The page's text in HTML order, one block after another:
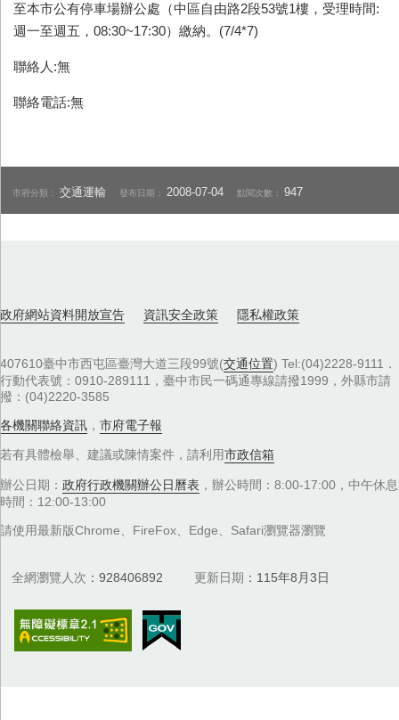
至本市公有停車場辦公處（中區自由路2段53號1樓，受理時間:
週一至週五，08:30~17:30）繳納。(7/4*7)
聯絡人:無
聯絡電話:無
市府分類：交通運輸 發布日期： 2008-07-04 點閱次數：947
政府網站資料開放宣告 資訊安全政策 隱私權政策
407610臺中市西屯區臺灣大道三段99號(交通位置) Tel:(04)2228-9111．
行動代表號：0910-289111，臺中市民一碼通專線請撥1999，外縣市請
撥：(04)2220-3585
各機關聯絡資訊 ， 市府電子報
若有具體檢舉、建議或陳情案件，請利用市政信箱
辦公日期： 政府行政機關辦公日曆表 ，辦公時間：8:00-17:00，中午休息
時間：12:00-13:00
請使用最新版Chrome、FireFox、Edge、Safari瀏覽器瀏覽
全網瀏覽人次 928406892 更新日期 115年8月3日